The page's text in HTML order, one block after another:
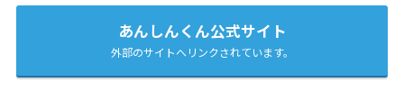
あんしんくん公式サイト
外部のサイトへリンクされています。